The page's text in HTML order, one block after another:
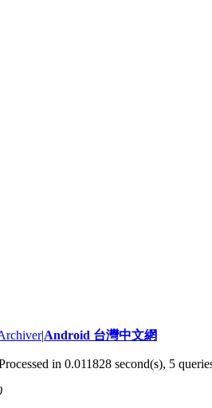
|Android 台灣中文網
in 0.011828 second(s), 5